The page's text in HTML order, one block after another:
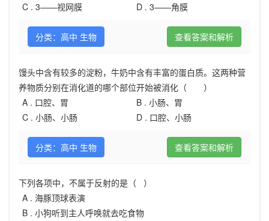
C . 3——视网膜 D . 3——角膜
分类：高中 生物 查看答案和解析
馒头中含有较多的淀粉，牛奶中含有丰富的蛋白质。这两种营
养物质分别在消化道的哪个部位开始被消化（ ）
A . 口腔、胃 B . 小肠、胃
C . 小肠、小肠 D . 口腔、小肠
分类：高中 生物 查看答案和解析
下列各项中，不属于反射的是（ ）
A . 海豚顶球表演
B . 小狗听到主人呼唤就去吃食物